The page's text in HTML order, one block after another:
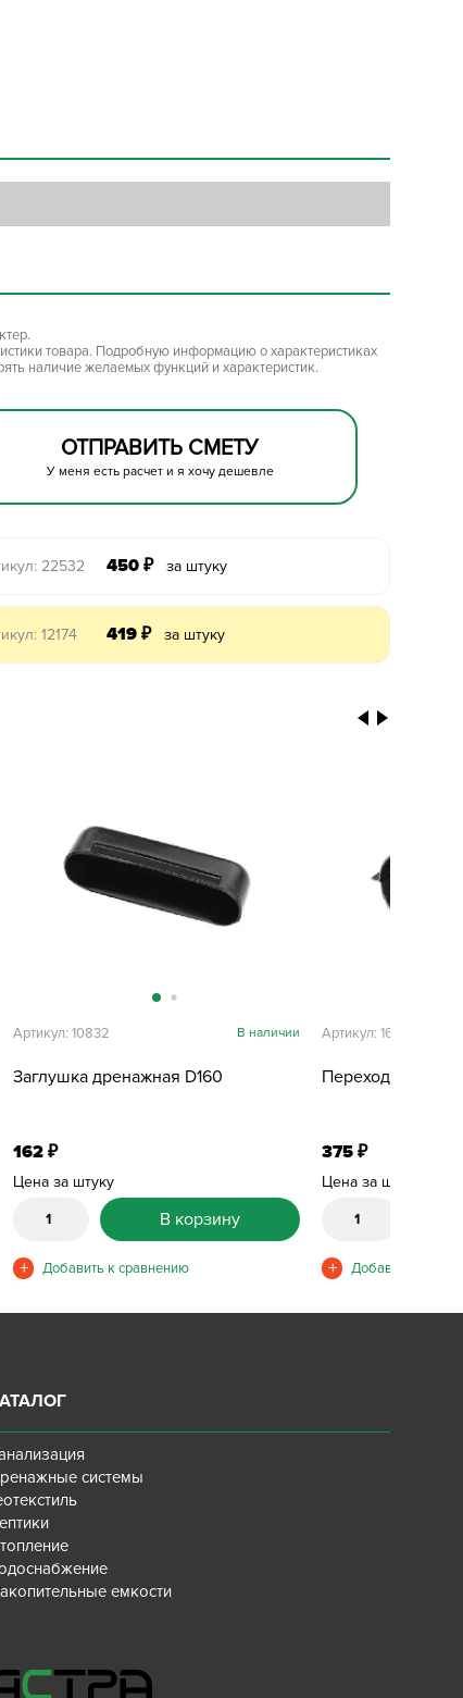
товара. Подробную информацию о характеристиках
наличие желаемых функций и характеристик.
ОТПРАВИТЬ СМЕТУ
У меня есть расчет и я хочу дешевле
22532 450 ₽ за штуку
12174 419 ₽ за штуку
Заглушка дренажная D160
Артикул: 10832 В наличии
162₽
Цена за штуку
В корзину
Переход
Артикул: 16594
375₽
Цена за штуку
системы
емкости